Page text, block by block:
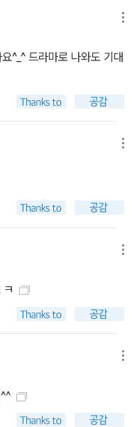
^_^ 드라마로 나와도 기대